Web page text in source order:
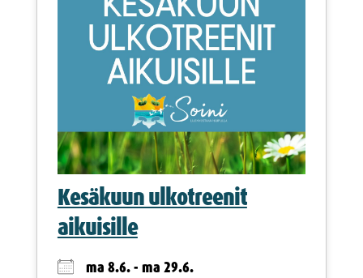
Kesäkuun ulkotreenit
aikuisille
ma 8.6. - ma 29.6.